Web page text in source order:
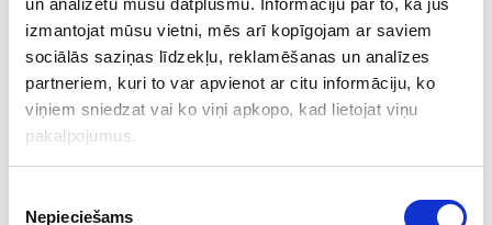
izmantojat mūsu vietni, mēs arī kopīgojam ar saviem
sociālās saziņas līdzekļu, reklamēšanas un analīzes
partneriem, kuri to var apvienot ar citu informāciju, ko
viņiem sniedzat vai ko viņi apkopo, kad lietojat viņu
pakalpojumus.
izvēle
Nepieciešams
atbildīgo lomas šī pakalpojuma plānošanā un nodrošināšanā,”
skaidro O. Erdmanis.
Sabiedriskā transporta pakalpojums netiek nodrošināts
ar līdzvērtīgas kvalitātes autobusiem.Pasažieru
pārvadājumi dažādās maršruta tīkla daļās tiek īstenoti ar
izdevies laikus noslēgt jaunus līgumus. Lai nodrošinātu